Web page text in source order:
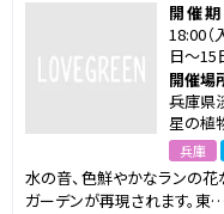
開催
18:00
日～15
開催場
兵庫県
星の植
兵庫
水の音、色鮮やかなランの
ガーデンが再現されます。